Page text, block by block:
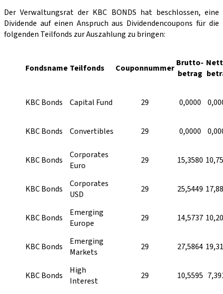
Der Verwaltungsrat der KBC BONDS hat beschlossen, eine
Dividende auf einen Anspruch aus Dividendencoupons für die
folgenden Teilfonds zur Auszahlung zu bringen:
Fondsname Teilfonds Couponnummer Brutto-
betrag
KBC Bonds Capital Fund 29 0,0000
KBC Bonds Convertibles 29 0,0000
KBC Bonds
Corporates
Euro
29 15,3580
KBC Bonds
Corporates
USD
29 25,5449
KBC Bonds
Emerging
Europe
29 14,5737
KBC Bonds
Emerging
Markets
29 27,5864
KBC Bonds
High
Interest
29 10,5595